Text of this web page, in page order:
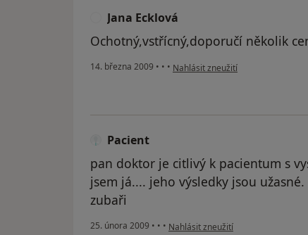
Jana Ecklová
Ochotný,vstřícný,doporučí několik
14. března 2009 • • • podle názoru uživatele Jana Ecklová
Nahlásit zneužití
Pacient
pan doktor je citlivý k pacientum s
jsem já.... jeho výsledky jsou
zubaři
25. února 2009 • • • podle názoru uživatele Pacient
Nahlásit zneužití